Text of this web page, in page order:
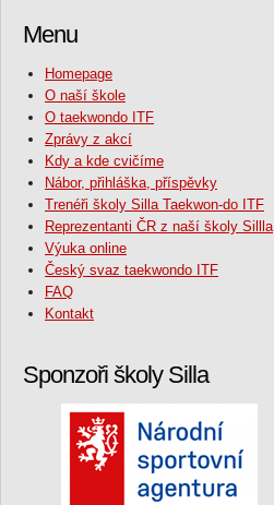
Menu
Homepage
O naší škole
O taekwondo ITF
Zprávy z akcí
Kdy a kde cvičíme
Nábor, přihláška, příspěvky
Trenéři školy Silla Taekwon-do ITF
Reprezentanti ČR z naší školy Sillla
Výuka online
Český svaz taekwondo ITF
FAQ
Kontakt
Sponzoři školy Silla